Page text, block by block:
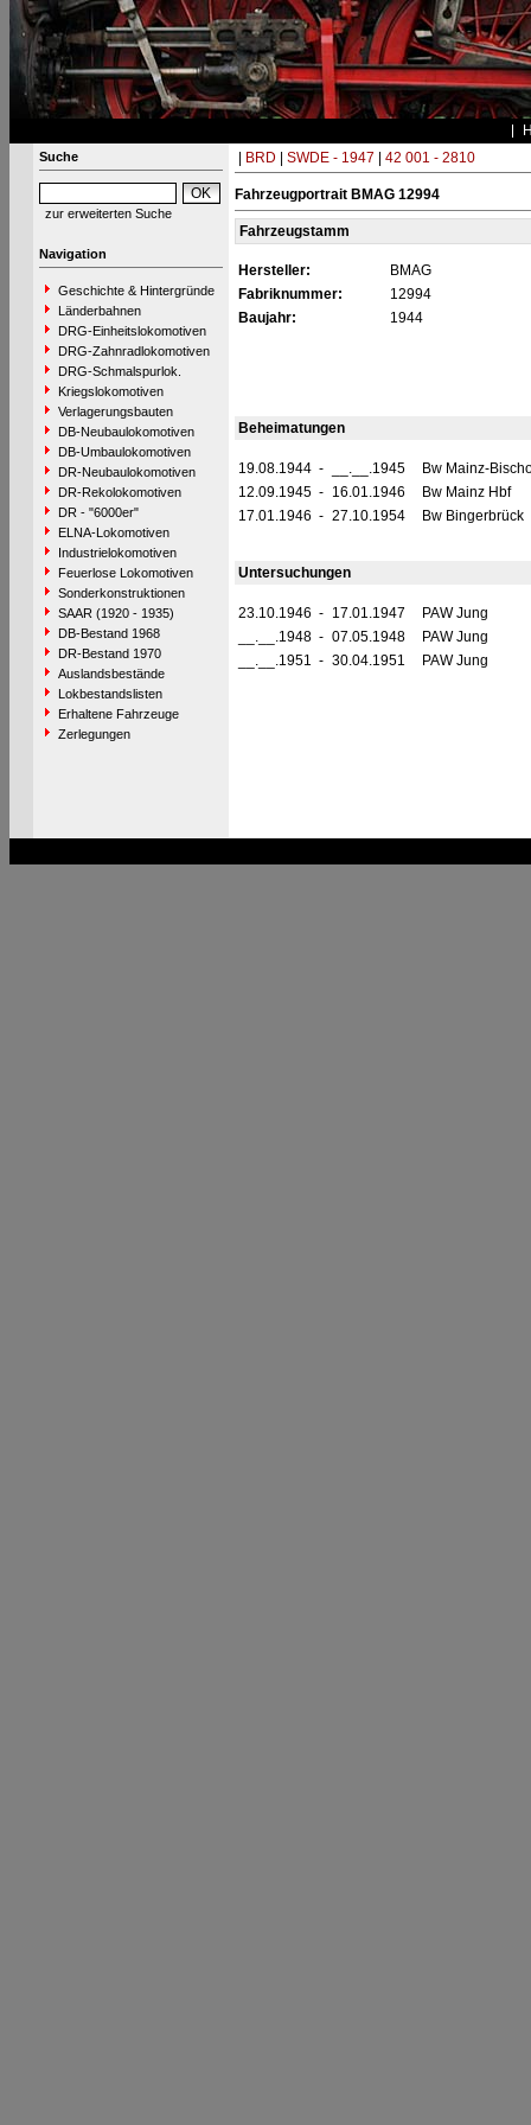
Suche
zur erweiterten Suche
Navigation
Geschichte & Hintergründe
Länderbahnen
DRG-Einheitslokomotiven
DRG-Zahnradlokomotiven
DRG-Schmalspurlok.
Kriegslokomotiven
Verlagerungsbauten
DB-Neubaulokomotiven
DB-Umbaulokomotiven
DR-Neubaulokomotiven
DR-Rekolokomotiven
DR - "6000er"
ELNA-Lokomotiven
Industrielokomotiven
Feuerlose Lokomotiven
Sonderkonstruktionen
SAAR (1920 - 1935)
DB-Bestand 1968
DR-Bestand 1970
Auslandsbestände
Lokbestandslisten
Erhaltene Fahrzeuge
Zerlegungen
BRD SWDE - 1947 42 001 - 2810
Fahrzeugportrait BMAG 12994
Fahrzeugstamm
Hersteller:
BMAG
Fabriknummer:
12994
Baujahr:
1944
Beheimatungen
19.08.1944 - __.__.1945
Bw Mainz-
12.09.1945 - 16.01.1946
Bw Mainz Hbf
17.01.1946 - 27.10.1954 Bw Bingerbrück
Untersuchungen
23.10.1946 - 17.01.1947
PAW Jung
__.__.1948 - 07.05.1948
PAW Jung
__.__.1951 - 30.04.1951 PAW Jung